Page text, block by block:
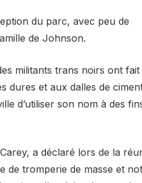
du parc, avec peu de
de Johnson.
militants trans noirs ont
dures et aux dalles de
d’utiliser son nom à des
a déclaré lors de la
de tromperie de masse et